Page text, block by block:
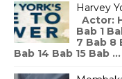
Harvey
Actor:
Bab 1
7 Bab 8
Bab 14 Bab 15 Bab ...